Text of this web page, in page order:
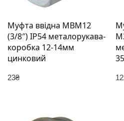
Муфта ввідна MBМ12
(3/8″) IP54 металорукава-
коробка 12-14мм
цинковий
23₴